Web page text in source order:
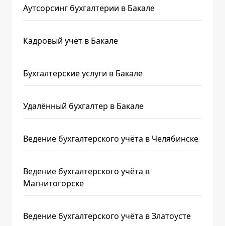
Аутсорсинг бухгалтерии в Бакале
Кадровый учёт в Бакале
Бухгалтерские услуги в Бакале
Удалённый бухгалтер в Бакале
Ведение бухгалтерского учёта в Челябинске
Ведение бухгалтерского учёта в
Магнитогорске
Ведение бухгалтерского учёта в Златоусте